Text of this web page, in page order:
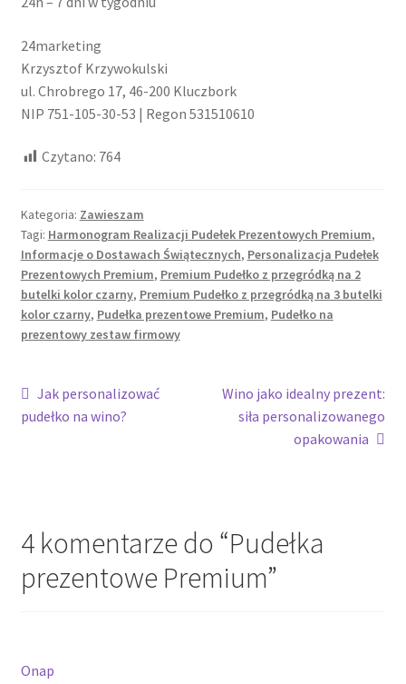
24marketing
Krzysztof Krzywokulski
ul. Chrobrego 17, 46-200 Kluczbork
NIP 751-105-30-53 | Regon 531510610
Czytano: 764
Kategoria: Zawieszam
Tagi: Harmonogram Realizacji Pudełek Prezentowych Premium,
Informacje o Dostawach Świątecznych, Personalizacja Pudełek
Prezentowych Premium, Premium Pudełko z przegródką na 2
butelki kolor czarny, Premium Pudełko z przegródką na 3 butelki
kolor czarny, Pudełka prezentowe Premium, Pudełko na
prezentowy zestaw firmowy
Nawigacja
wpisu
Poprzedni
wpis:
Jak personalizować
pudełko na wino?
Następny
wpis:
Wino jako idealny prezent:
siła personalizowanego
opakowania
4 komentarze do “Pudełka
prezentowe Premium”
Onap